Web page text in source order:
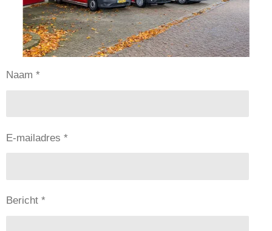
Naam *
E-mailadres *
Bericht *